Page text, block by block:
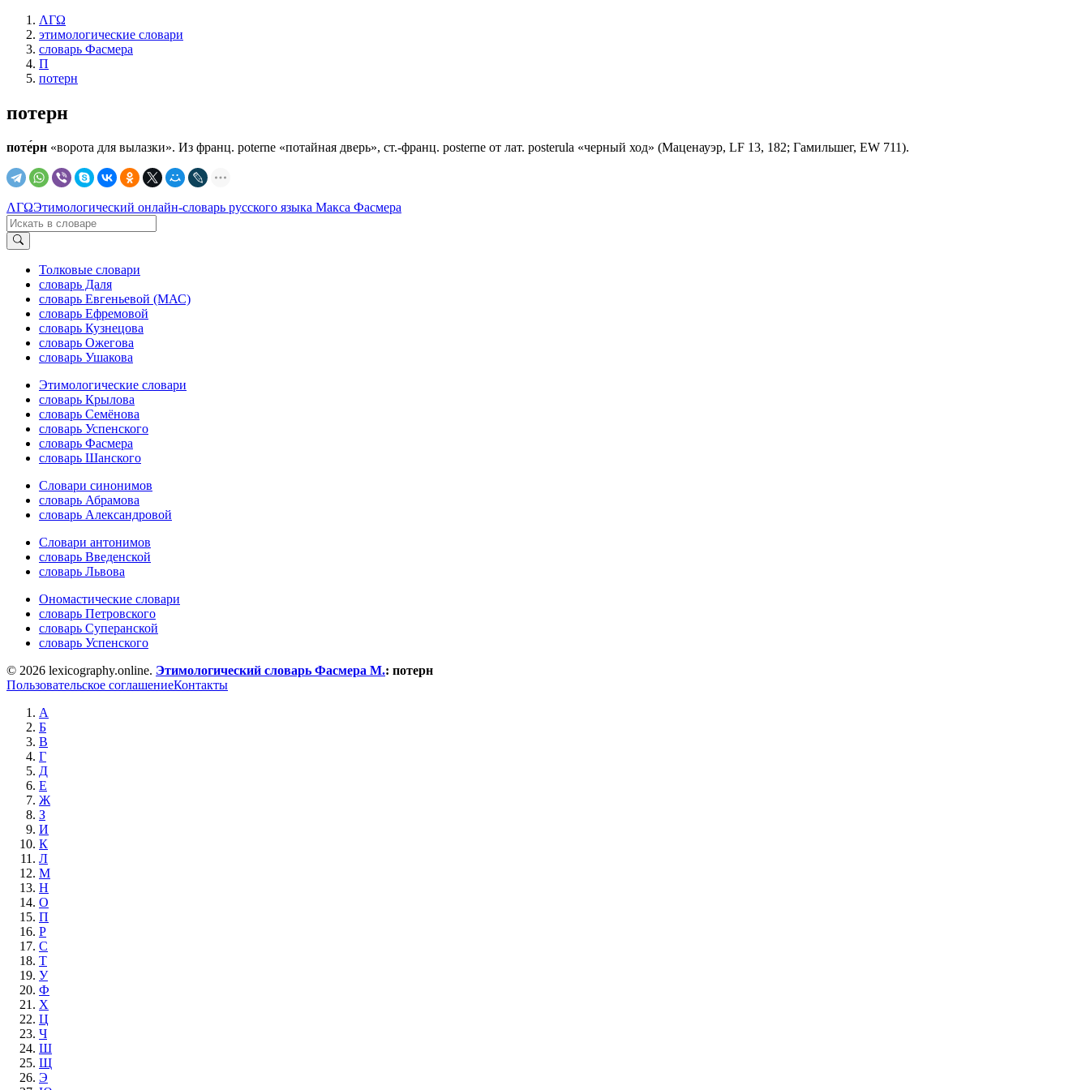
ΛΓΩ
этимологические словари
словарь Фасмера
П
потерн
потерн
поте́рн «ворота для вылазки». Из франц. роtеrnе «потайная дверь», ст.-франц. posterne от лат. posterula «черный ход» (Маценауэр, LF 13, 182; Гамильшег, ЕW 711).
ΛΓΩЭтимологический онлайн-словарь русского языка Макса Фасмера
Толковые словари
словарь Даля
словарь Евгеньевой (МАС)
словарь Ефремовой
словарь Кузнецова
словарь Ожегова
словарь Ушакова
Этимологические словари
словарь Крылова
словарь Семёнова
словарь Успенского
словарь Фасмера
словарь Шанского
Словари синонимов
словарь Абрамова
словарь Александровой
Словари антонимов
словарь Введенской
словарь Львова
Ономастические словари
словарь Петровского
словарь Суперанской
словарь Успенского
© 2026 lexicography.online. Этимологический словарь Фасмера М.: потерн
Пользовательское соглашениеКонтакты
А
Б
В
Г
Д
Е
Ж
З
И
К
Л
М
Н
О
П
Р
С
Т
У
Ф
Х
Ц
Ч
Ш
Щ
Э